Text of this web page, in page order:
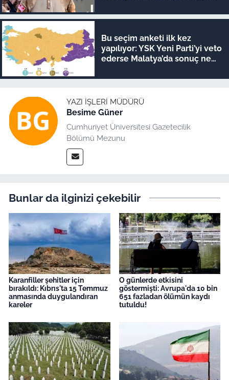
Bu seçim anketi ilk kez
yapılıyor: YSK Yeni Parti’yi veto
ederse Malatya’da sonuç ne
YAZI İŞLERI MÜDÜRÜ
Besime Güner
Cumhuriyet Üniversitesi Gazetecilik
Bölümü Mezunu
Bunlar da ilginizi çekebilir
Karanfiller şehitler için
bırakıldı: Kıbrıs'ta 15 Temmuz
anmasında duygulandıran
kareler
O günlerde etkisini
göstermişti: Avrupa'da 10 bin
651 fazladan ölümün kaydı
tutuldu!